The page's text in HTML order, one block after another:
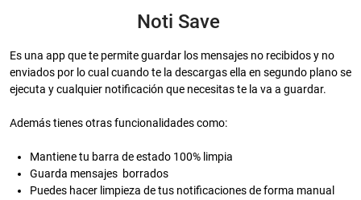
Noti Save
Es una app que te permite guardar los mensajes no recibidos y no
enviados por lo cual cuando te la descargas ella en segundo plano se
ejecuta y cualquier notificación que necesitas te la va a guardar.
Además tienes otras funcionalidades como:
Mantiene tu barra de estado 100% limpia
Guarda mensajes borrados
Puedes hacer limpieza de tus notificaciones de forma manual